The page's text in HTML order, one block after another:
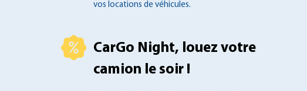
vos locations de véhicules.
CarGo Night, louez votre
camion le soir !